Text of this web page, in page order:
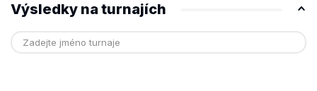
Výsledky na turnajích